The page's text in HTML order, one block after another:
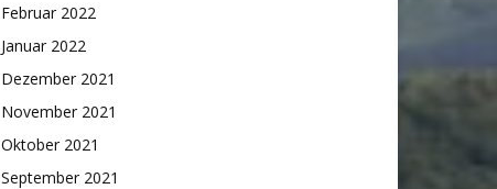
Februar 2022
Januar 2022
Dezember 2021
November 2021
Oktober 2021
September 2021